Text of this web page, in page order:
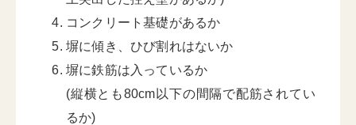
コンクリート基礎があるか
塀に傾き、ひび割れはないか
塀に鉄筋は入っているか
(縦横とも80cm以下の間隔で配筋されてい
るか)